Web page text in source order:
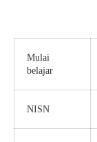
Agenda
Download
RDM
Mulai
belajar
NISN